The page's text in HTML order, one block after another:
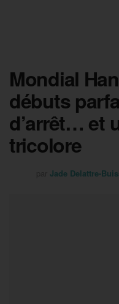
Mondial
débuts
d’arrêt… et
tricolore
Jade Delattre-